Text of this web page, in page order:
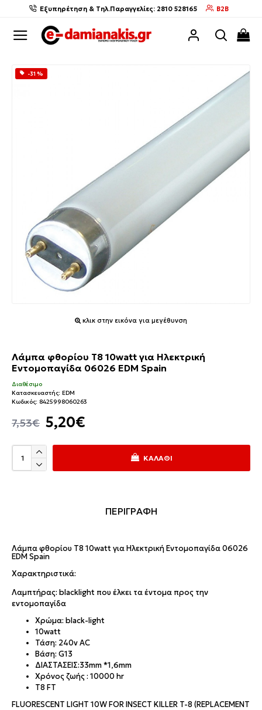
Εξυπηρέτηση & Τηλ.Παραγγελίες: 2810 528165 B2B
-31 %
κλικ στην εικόνα για μεγέθυνση
Λάμπα φθορίου T8 10watt για Ηλεκτρική
Εντομοπαγίδα 06026 EDM Spain
5,20€
7,53€
Διαθέσιμο
Κατασκευαστής: EDM
Κωδικός: 8425998060263
ΚΑΛΆΘΙ
ΠΕΡΙΓΡΑΦΗ
Λάμπα φθορίου T8 10watt για Ηλεκτρική Εντομοπαγίδα 06026
EDM Spain
Χαρακτηριστικά:
Λαμπτήρας: blacklight που έλκει τα έντομα προς την
εντομοπαγίδα
Χρώμα: black-light
10watt
Τάση: 240v AC
Βάση: G13
ΔΙΑΣΤΆΣΕΙΣ:33mm *1,6mm
Χρόνος ζωής : 10000 hr
T8 FT
FLUORESCENT LIGHT 10W FOR INSECT KILLER T-8 (REPLACEMENT